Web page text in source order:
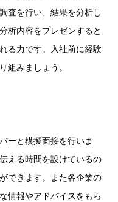
査を行い、結果を分析し
析内容をプレゼンすると
る力です。入社前に経験
組みましょう。
ーと模擬面接を行いま
える時間を設けているの
できます。また各企業の
情報やアドバイスをもら